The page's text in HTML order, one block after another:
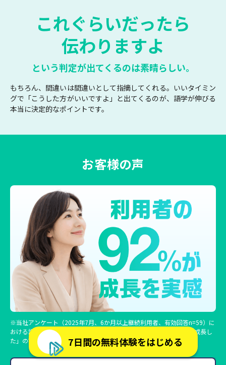
これぐらいだったら
伝わりますよ
という判定が出てくるのは素晴らしい。
もちろん、間違いは間違いとして指摘してくれる。いいタイミン
グで「こうした方がいいですよ」と出てくるのが、語学が伸びる
本当に決定的なポイントです。
お客様の声
※当社アンケート（2025年7月、6か月以上継続利用者、有効回答n=59）に
おける設問「スピーキング力の成長実感」への回答「成長した/やや成長し
た」の割合。効果には個人差があります。7日間の無料体験をはじめる